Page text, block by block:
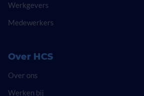
Werkgevers
Medewerkers
Over HCS
Over ons
Werken bij